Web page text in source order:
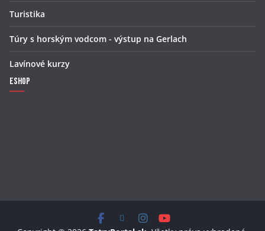
Turistika
Túry s horským vodcom - výstup na Gerlach
Lavínové kurzy
Eshop